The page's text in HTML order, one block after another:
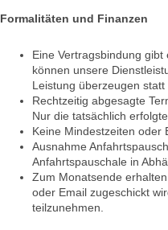
Formalitäten und Finanzen
Eine Vertragsbindung
können unsere
Leistung überzeugen
Rechtzeitig abgesagte
Nur die tatsächlich
Keine Mindestzeiten oder
Ausnahme
Anfahrtspauschale in
Zum Monatsende
oder Email zugeschickt
teilzunehmen.